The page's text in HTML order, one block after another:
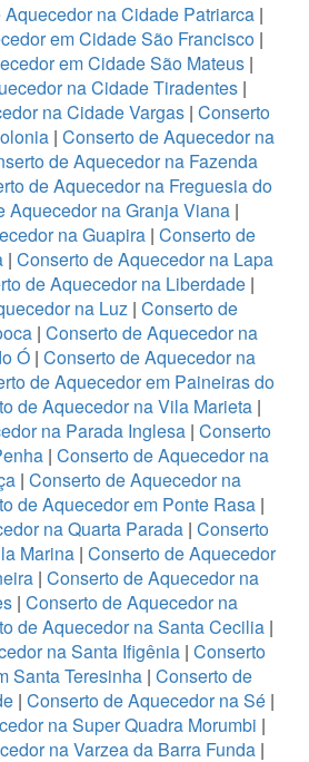
na Cidade Patriarca|
em Cidade São Francisco |
em Cidade São Mateus |
na Cidade Tiradentes|
na Cidade Vargas | Conserto
| Conserto de Aquecedor na
de Aquecedor na Fazenda
de Aquecedor na Freguesia do
Aquecedor na Granja Viana|
na Guapira| Conserto de
| Conserto de Aquecedor na Lapa
de Aquecedor na Liberdade |
na Luz | Conserto de
| Conserto de Aquecedor na
Ó | Conserto de Aquecedor na
de Aquecedor em Paineiras do
de Aquecedor na Vila Marieta |
na Parada Inglesa | Conserto
| Conserto de Aquecedor na
| Conserto de Aquecedor na
de Aquecedor em Ponte Rasa|
na Quarta Parada | Conserto
Marina | Conserto de Aquecedor
| Conserto de Aquecedor na
| Conserto de Aquecedor na
de Aquecedor na Santa Cecilia |
na Santa Ifigênia | Conserto
Santa Teresinha| Conserto de
| Conserto de Aquecedor na Sé |
na Super Quadra Morumbi |
na Varzea da Barra Funda|